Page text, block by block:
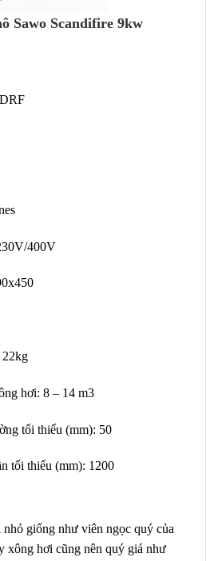
Sawo Scandifire 9kw
400V
hơi: 8 – 14 m3
tối thiểu (mm): 50
tối thiểu (mm): 1200
giống như viên ngọc quý của
xông hơi cũng nên quý giá như